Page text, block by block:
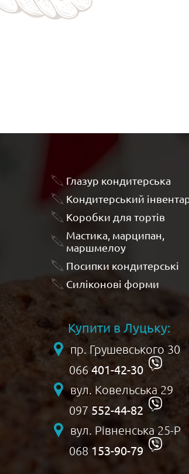
Глазур кондитерська
Кондитерський
Коробки для тортів
Мастика, марципан,
маршмелоу
Посипки кондитерські
Силіконові форми
Купити в Луцьку:
пр. Грушевського 30
066 401-42-30
вул. Ковельська 29
097 552-44-82
вул. Рівненська 25-Р
068 153-90-79